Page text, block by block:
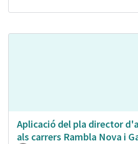
Aplicació del pla director
als carrers Rambla Nova i